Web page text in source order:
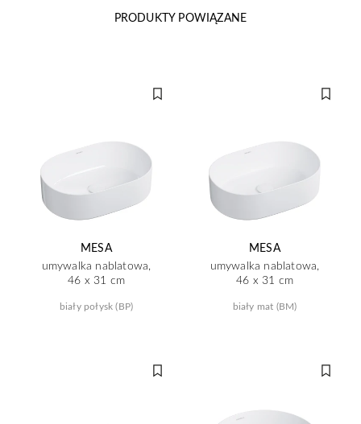
PRODUKTY POWIĄZANE
MESA
umywalka nablatowa,
46 x 31 cm
biały połysk (BP)
MESA
umywalka nablatowa,
46 x 31 cm
biały mat (BM)